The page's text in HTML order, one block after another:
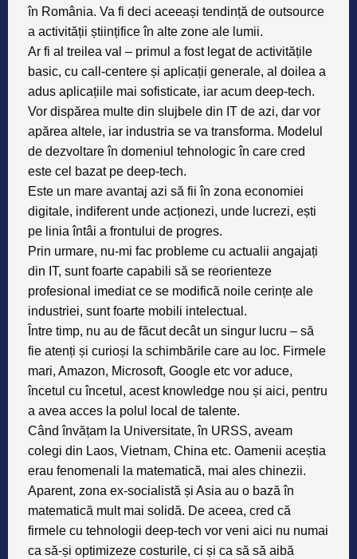
în România. Va fi deci aceeași tendință de outsource
a activității științifice în alte zone ale lumii.
Ar fi al treilea val – primul a fost legat de activitățile
basic, cu call-centere și aplicații generale, al doilea a
adus aplicațiile mai sofisticate, iar acum deep-tech.
Vor dispărea multe din slujbele din IT de azi, dar vor
apărea altele, iar industria se va transforma. Modelul
de dezvoltare în domeniul tehnologic în care cred
este cel bazat pe deep-tech.
Este un mare avantaj azi să fii în zona economiei
digitale, indiferent unde acționezi, unde lucrezi, ești
pe linia întâi a frontului de progres.
Prin urmare, nu-mi fac probleme cu actualii angajați
din IT, sunt foarte capabili să se reorienteze
profesional imediat ce se modifică noile cerințe ale
industriei, sunt foarte mobili intelectual.
Între timp, nu au de făcut decât un singur lucru – să
fie atenți și curioși la schimbările care au loc. Firmele
mari, Amazon, Microsoft, Google etc vor aduce,
încetul cu încetul, acest knowledge nou și aici, pentru
a avea acces la polul local de talente.
Când învățam la Universitate, în URSS, aveam
colegi din Laos, Vietnam, China etc. Oamenii aceștia
erau fenomenali la matematică, mai ales chinezii.
Aparent, zona ex-socialistă și Asia au o bază în
matematică mult mai solidă. De aceea, cred că
firmele cu tehnologii deep-tech vor veni aici nu numai
ca să-și optimizeze costurile, ci și ca să să aibă